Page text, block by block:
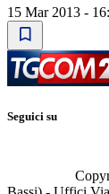
15 Mar 2013 -
Seguici su